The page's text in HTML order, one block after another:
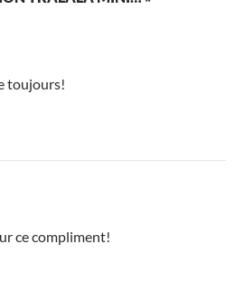
toujours!
ce compliment!